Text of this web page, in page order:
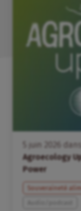
juin dans
Agroecology
Power
Souveraineté